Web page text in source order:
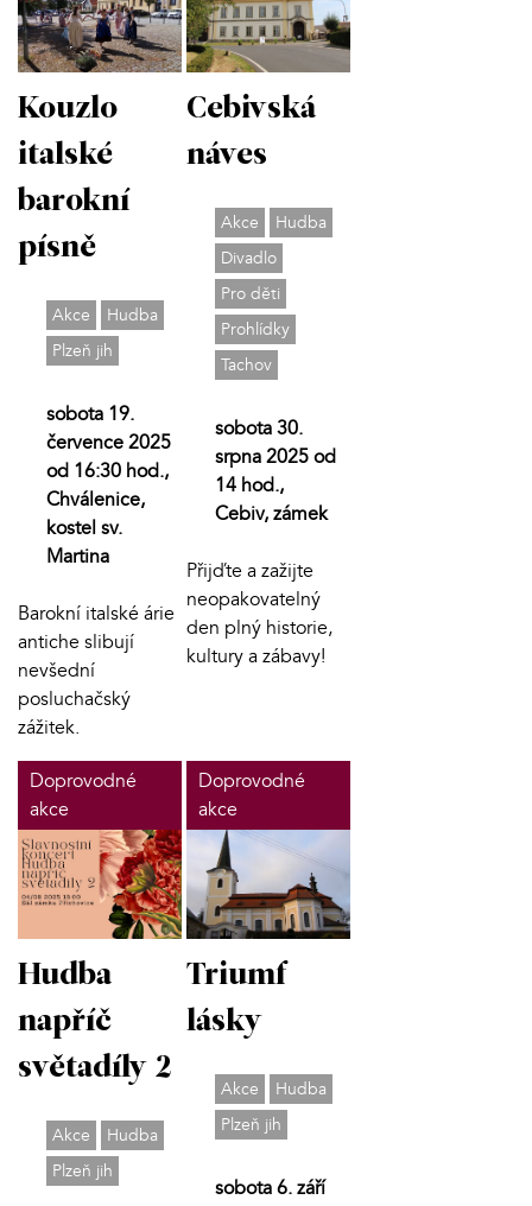
Kouzlo
italské
barokní
písně
Akce
Hudba
Plzeň jih
sobota 19.
července 2025
od 16:30 hod.,
Chválenice,
kostel sv.
Martina
Barokní italské árie
antiche slibují
nevšední
posluchačský
zážitek.
Cebivská
náves
Akce
Hudba
Divadlo
Pro děti
Prohlídky
Tachov
sobota 30.
srpna 2025 od
14 hod.,
Cebiv, zámek
Přijďte a zažijte
neopakovatelný
den plný historie,
kultury a zábavy!
Doprovodné
akce
Hudba
napříč
světadíly 2
Akce
Hudba
Plzeň jih
Doprovodné
akce
Triumf
lásky
Akce
Hudba
Plzeň jih
sobota 6. září